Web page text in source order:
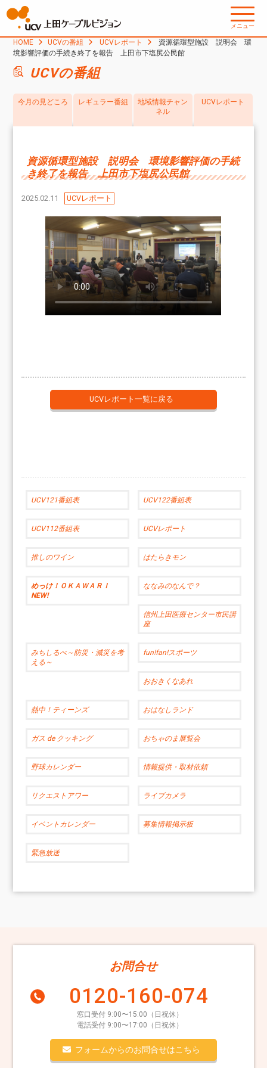
メニュー
HOME UCVの番組 UCVレポート
資源循環型施設 説明会 環
境影響評価の手続き終了を報告 上田市下塩尻公民館
UCVの番組
今月の見どころ レギュラー番組
地域情報チャン
ネル
UCVレポート
資源循環型施設 説明会 環境影響評価の手続
き終了を報告 上田市下塩尻公民館
2025.02.11 UCVレポート
UCVレポート一覧に戻る
UCV121番組表 UCV122番組表
UCV112番組表 UCVレポート
推しのワイン はたらきモン
めっけ！ＯＫＡＷＡＲＩ
NEW!
ななみのなんで？
信州上田医療センター市民講
座
みちしるべ～防災・減災を考
える～
fun!fan!スポーツ
おおきくなあれ
熱中！ティーンズ おはなしランド
ガス de クッキング おちゃのま展覧会
野球カレンダー 情報提供・取材依頼
リクエストアワー ライブカメラ
イベントカレンダー 募集情報掲示板
緊急放送
お問合せ
0120-160-074
窓口受付 9:00〜15:00（日祝休）
電話受付 9:00〜17:00（日祝休）
フォームからのお問合せはこちら